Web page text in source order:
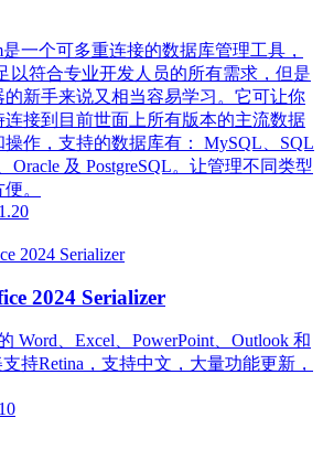
是一个可多重连接的数据库管理工具，
以符合专业开发人员的所有需求，但是
的新手来说又相当容易学习。它可让你
连接到目前世面上所有版本的主流数据
操作，支持的数据库有： MySQL、SQL
Oracle 及 PostgreSQL。让管理不同类型
。
2024 Serializer
Word、Excel、PowerPoint、Outlook 和
持Retina，支持中文，大量功能更新，